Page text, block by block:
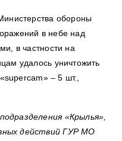
обороны
в небе над
в частности на
удалось уничтожить
– 5 шт.,
«Крылья»,
действий ГУР МО